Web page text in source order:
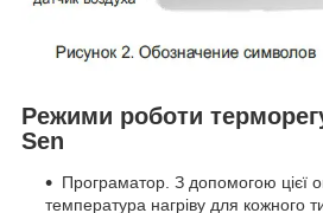
Режими роботи
Sen
Програматор. З допомогою цієї
температура нагріву для кожного